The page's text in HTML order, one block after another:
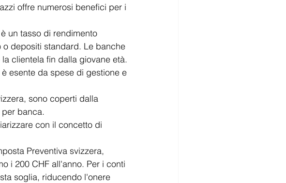
offre numerosi benefici per i
un tasso di rendimento
depositi standard. Le banche
clientela fin dalla giovane età.
esente da spese di gestione e
sono coperti dalla
banca.
con il concetto di
Preventiva svizzera,
i 200 CHF all'anno. Per i conti
soglia, riducendo l'onere